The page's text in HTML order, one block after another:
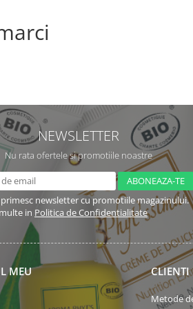
NEWSLETTER
Nu rata ofertele si promotiile noastre
primesc newsletter cu promotiile magazinului.
in Politica de Confidentialitate
MEU CLIENTI
Metode